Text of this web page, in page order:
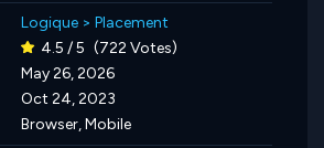
Logique > Placement
4.5 / 5 (722 Votes)
May 26, 2026
Oct 24, 2023
Browser, Mobile